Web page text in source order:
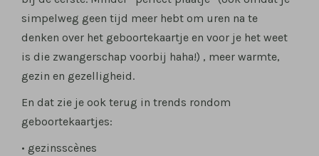
simpelweg geen tijd meer hebt om uren na te
denken over het geboortekaartje en voor je het weet
is die zwangerschap voorbij haha!) , meer warmte,
gezin en gezelligheid.
En dat zie je ook terug in trends rondom
geboortekaartjes:
• gezinsscènes